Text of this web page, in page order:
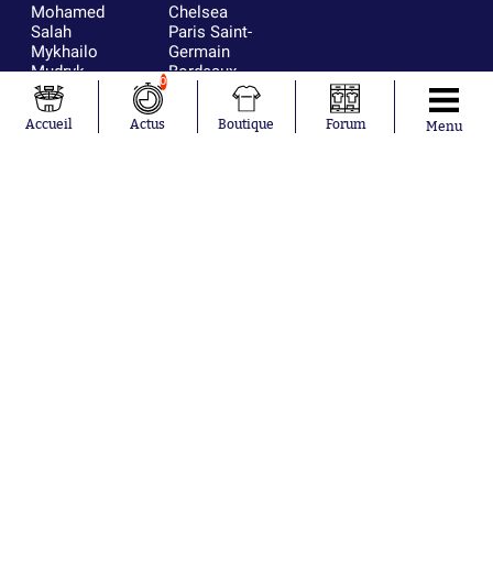
Mohamed
Salah
Mykhailo
Mudryk
Neymar
Khalis Merah
Loïs Openda
Chelsea
Paris Saint-
Germain
Bordeaux
Olympique
FIFA
Accueil
0
Actus Boutique Forum Menu